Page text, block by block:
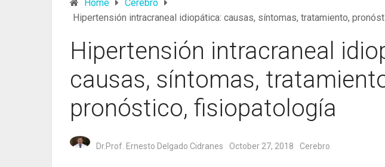
Home
Cerebro
Hipertensión intracraneal idiopática: causas, síntomas, tratamiento,
Hipertensión intracraneal
causas, síntomas,
pronóstico, fisiopatología
Dr.Prof. Ernesto Delgado Cidranes October 27, 2018 Cerebro